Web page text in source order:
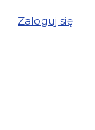
Zaloguj się